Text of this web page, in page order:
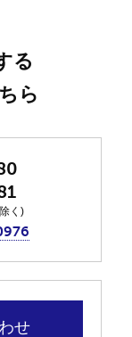
る
ら
く)
せ